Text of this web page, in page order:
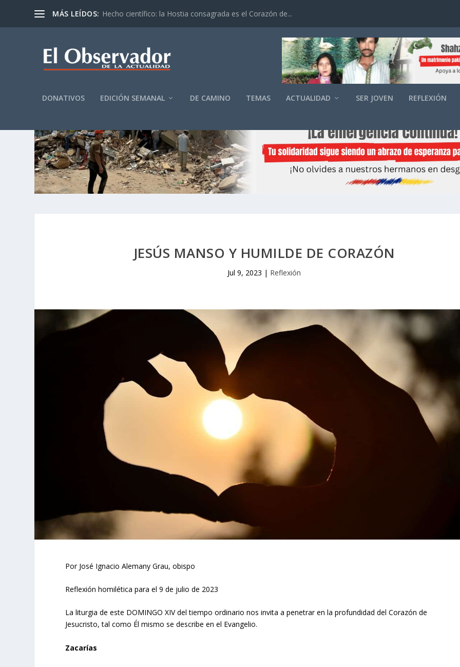
MÁS LEÍDOS: Hecho científico: la Hostia consagrada es el Corazón de...
DONATIVOS EDICIÓN SEMANAL DE CAMINO TEMAS ACTUALIDAD SER JOVEN REFLEXIÓN
JESÚS MANSO Y HUMILDE DE CORAZÓN
Jul 9, 2023 | Reflexión
Por José Ignacio Alemany Grau, obispo
Reflexión homilética para el 9 de julio de 2023
La liturgia de este DOMINGO XIV del tiempo ordinario nos invita a penetrar en la profundidad del Corazón de
Jesucristo, tal como Él mismo se describe en el Evangelio.
Zacarías